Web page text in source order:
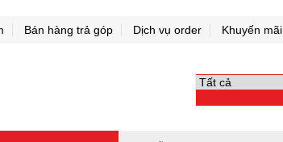
Bán hàng trả góp Dịch vụ order Khuyến mãi